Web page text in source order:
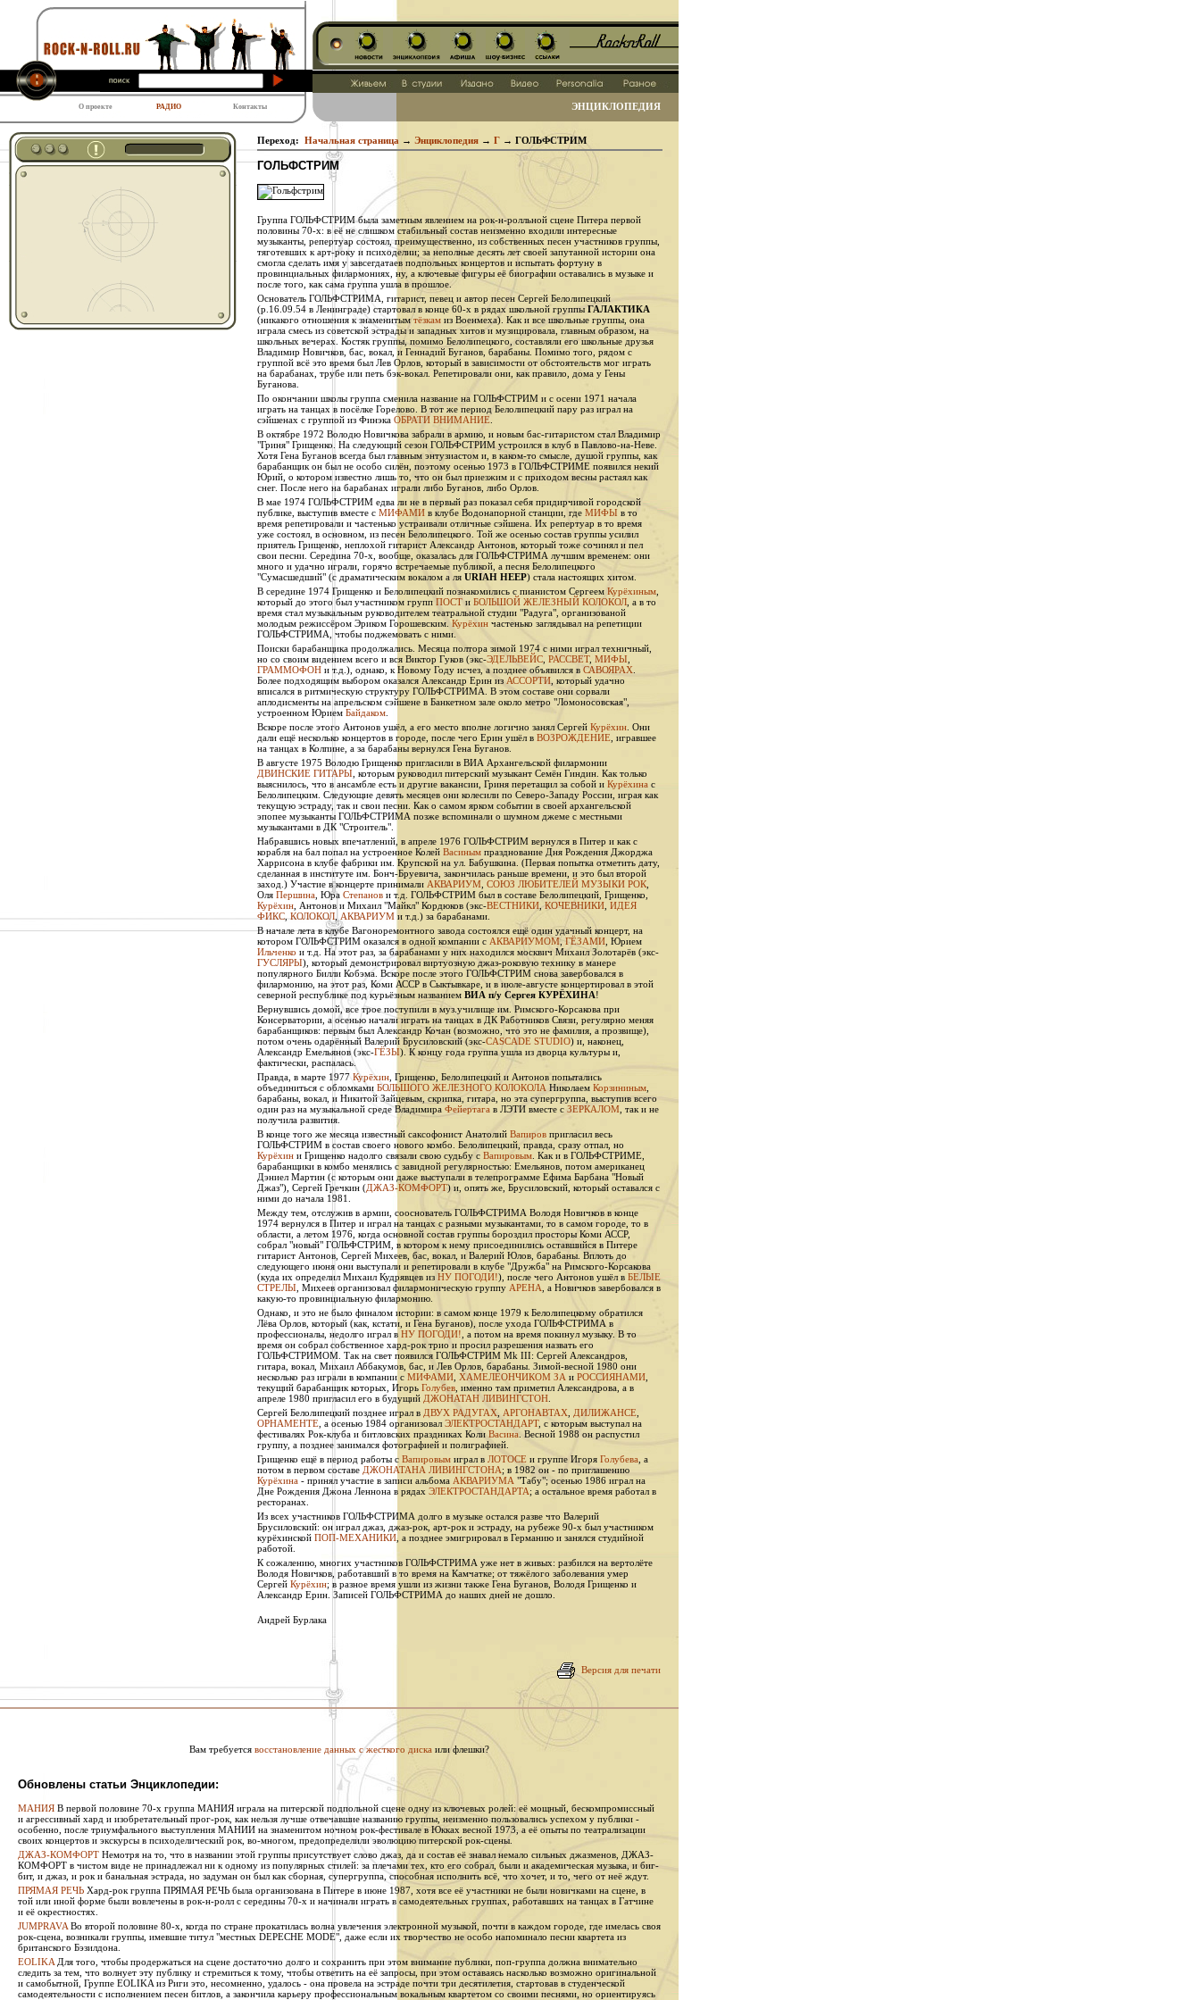
О проекте РАДИО Контакты ЭНЦИКЛОПЕДИЯ
Переход: Начальная страница → Энциклопедия → Г → ГОЛЬФСТРИМ
ГОЛЬФСТРИМ
Группа ГОЛЬФСТРИМ была заметным явлением на рок-н-ролльной сцене Питера первой
половины 70-х: в её не слишком стабильный состав неизменно входили интересные
музыканты, репертуар состоял, преимущественно, из собственных песен участников группы,
тяготевших к арт-року и психоделии; за неполные десять лет своей запутанной истории она
смогла сделать имя у завсегдатаев подпольных концертов и испытать фортуну в
провинциальных филармониях, ну, а ключевые фигуры её биографии оставались в музыке и
после того, как сама группа ушла в прошлое.
Основатель ГОЛЬФСТРИМА, гитарист, певец и автор песен Сергей Белолипецкий
(р.16.09.54 в Ленинграде) стартовал в конце 60-х в рядах школьной группы ГАЛАКТИКА
(никакого отношения к знаменитым тёзкам из Военмеха). Как и все школьные группы, она
играла смесь из советской эстрады и западных хитов и музицировала, главным образом, на
школьных вечерах. Костяк группы, помимо Белолипецкого, составляли его школьные друзья
Владимир Новичков, бас, вокал, и Геннадий Буганов, барабаны. Помимо того, рядом с
группой всё это время был Лев Орлов, который в зависимости от обстоятельств мог играть
на барабанах, трубе или петь бэк-вокал. Репетировали они, как правило, дома у Гены
Буганова.
По окончании школы группа сменила название на ГОЛЬФСТРИМ и с осени 1971 начала
играть на танцах в посёлке Горелово. В тот же период Белолипецкий пару раз играл на
сэйшенах с группой из Финэка ОБРАТИ ВНИМАНИЕ
В октябре 1972 Володю Новичкова забрали в армию, и новым бас-гитаристом стал Владимир
"Гриня" Грищенко. На следующий сезон ГОЛЬФСТРИМ устроился в клуб в Павлово-на-Неве.
Хотя Гена Буганов всегда был главным энтузиастом и, в каком-то смысле, душой группы, как
барабанщик он был не особо силён, поэтому осенью 1973 в ГОЛЬФСТРИМЕ появился некий
Юрий, о котором известно лишь то, что он был приезжим и с приходом весны растаял как
снег. После него на барабанах играли либо Буганов, либо Орлов.
В мае 1974 ГОЛЬФСТРИМ едва ли не в первый раз показал себя придирчивой городской
публике, выступив вместе с МИФАМИ в клубе Водонапорной станции, где МИФЫ в то
время репетировали и частенько устраивали отличные сэйшена. Их репертуар в то время
уже состоял, в основном, из песен Белолипецкого. Той же осенью состав группы усилил
приятель Грищенко, неплохой гитарист Александр Антонов, который тоже сочинял и пел
свои песни. Середина 70-х, вообще, оказалась для ГОЛЬФСТРИМА лучшим временем: они
много и удачно играли, горячо встречаемые публикой, а песня Белолипецкого
"Сумасшедший" (с драматическим вокалом а ля URIAH HEEP) стала настоящих хитом.
В середине 1974 Грищенко и Белолипецкий познакомились с пианистом Сергеем Курёхиным
который до этого был участником групп ПОСТ и БОЛЬШОЙ ЖЕЛЕЗНЫЙ КОЛОКОЛ , а в то
время стал музыкальным руководителем театральной студии "Радуга", организованой
молодым режиссёром Эриком Горошевским. Курёхин частенько заглядывал на репетиции
ГОЛЬФСТРИМА, чтобы поджемовать с ними.
Поиски барабанщика продолжались. Месяца полтора зимой 1974 с ними играл техничный,
но со своим видением всего и вся Виктор Гуков (экс-ЭДЕЛЬВЕЙС РАССВЕТ, МИФЫ
ГРАММОФОН и т.д.), однако, к Новому Году исчез, а позднее объявился в САВОЯРАХ
Более подходящим выбором оказался Александр Ерин из АССОРТИ , который удачно
вписался в ритмическую структуру ГОЛЬФСТРИМА. В этом составе они сорвали
аплодисменты на апрельском сэйшене в Банкетном зале около метро "Ломоносовская",
устроенном Юрием Байдаком
Вскоре после этого Антонов ушёл, а его место вполне логично занял Сергей Курёхин . Они
дали ещё несколько концертов в городе, после чего Ерин ушёл в ВОЗРОЖДЕНИЕ , игравшее
на танцах в Колпине, а за барабаны вернулся Гена Буганов.
В августе 1975 Володю Грищенко пригласили в ВИА Архангельской филармонии
ДВИНСКИЕ ГИТАРЫ , которым руководил питерский музыкант Семён Гиндин. Как только
выяснилось, что в ансамбле есть и другие вакансии, Гриня перетащил за собой и Курёхина с
Белолипецким. Следующие девять месяцев они колесили по Северо-Западу России, играя как
текущую эстраду, так и свои песни. Как о самом ярком событии в своей архангельской
эпопее музыканты ГОЛЬФСТРИМА позже вспоминали о шумном джеме с местными
музыкантами в ДК "Строитель".
Набравшись новых впечатлений, в апреле 1976 ГОЛЬФСТРИМ вернулся в Питер и как с
корабля на бал попал на устроенное Колей Васиным празднование Дня Рождения Джорджа
Харрисона в клубе фабрики им. Крупской на ул. Бабушкина. (Первая попытка отметить дату,
сделанная в институте им. Бонч-Бруевича, закончилась раньше времени, и это был второй
заход.) Участие в концерте принимали АКВАРИУМ СОЮЗ ЛЮБИТЕЛЕЙ МУЗЫКИ РОК
Оля Першина , Юра Степанов и т.д. ГОЛЬФСТРИМ был в составе Белолипецкий, Грищенко,
Курёхин , Антонов и Михаил "Майкл" Кордюков (экс-ВЕСТНИКИ ,КОЧЕВНИКИ ИДЕЯ
ФИКС КОЛОКОЛ АКВАРИУМ и т.д.) за барабанами.
В начале лета в клубе Вагоноремонтного завода состоялся ещё один удачный концерт, на
котором ГОЛЬФСТРИМ оказался в одной компании с АКВАРИУМОМ,ГЁЗАМИ , Юрием
Ильченко и т.д. На этот раз, за барабанами у них находился москвич Михаил Золотарёв (экс-
ГУСЛЯРЫ), который демонстрировал виртуозную джаз-роковую технику в манере
популярного Билли Кобэма. Вскоре после этого ГОЛЬФСТРИМ снова завербовался в
филармонию, на этот раз, Коми АССР в Сыктывкаре, и в июле-августе концертировал в этой
северной республике под курьёзным названием ВИА п/у Сергея КУРЁХИНА!
Вернувшись домой, все трое поступили в муз.училище им. Римского-Корсакова при
Консерватории, а осенью начали играть на танцах в ДК Работников Связи, регулярно меняя
барабанщиков: первым был Александр Кочан (возможно, что это не фамилия, а прозвище),
потом очень одарённый Валерий Брусиловский (экс-CASCADE STUDIO) и, наконец,
Александр Емельянов (экс-ГЁЗЫ). К концу года группа ушла из дворца культуры и,
фактически, распалась.
Правда, в марте 1977 Курёхин , Грищенко, Белолипецкий и Антонов попытались
объединиться с обломками БОЛЬШОГО ЖЕЛЕЗНОГО КОЛОКОЛА Николаем Корзининым
барабаны, вокал, и Никитой Зайцевым, скрипка, гитара, но эта супергруппа, выступив всего
один раз на музыкальной среде Владимира Фейертага в ЛЭТИ вместе с ЗЕРКАЛОМ , так и не
получила развития.
В конце того же месяца известный саксофонист Анатолий Вапиров пригласил весь
ГОЛЬФСТРИМ в состав своего нового комбо. Белолипецкий, правда, сразу отпал, но
Курёхин и Грищенко надолго связали свою судьбу с Вапировым . Как и в ГОЛЬФСТРИМЕ,
барабанщики в комбо менялись с завидной регулярностью: Емельянов, потом американец
Дэниел Мартин (с которым они даже выступали в телепрограмме Ефима Барбана "Новый
Джаз"), Сергей Гречкин (ДЖАЗ-КОМФОРТ) и, опять же, Брусиловский, который оставался с
ними до начала 1981.
Между тем, отслужив в армии, сооснователь ГОЛЬФСТРИМА Володя Новичков в конце
1974 вернулся в Питер и играл на танцах с разными музыкантами, то в самом городе, то в
области, а летом 1976, когда основной состав группы бороздил просторы Коми АССР,
собрал "новый" ГОЛЬФСТРИМ, в котором к нему присоединились оставшийся в Питере
гитарист Антонов, Сергей Михеев, бас, вокал, и Валерий Юлов, барабаны. Вплоть до
следующего июня они выступали и репетировали в клубе "Дружба" на Римского-Корсакова
(куда их определил Михаил Кудрявцев из НУ ПОГОДИ!), после чего Антонов ушёл в БЕЛЫЕ
СТРЕЛЫ , Михеев организовал филармоническую группу АРЕНА , а Новичков завербовался в
какую-то провинциальную филармонию.
Однако, и это не было финалом истории: в самом конце 1979 к Белолипецкому обратился
Лёва Орлов, который (как, кстати, и Гена Буганов), после ухода ГОЛЬФСТРИМА в
профессионалы, недолго играл в НУ ПОГОДИ! , а потом на время покинул музыку. В то
время он собрал собственное хард-рок трио и просил разрешения назвать его
ГОЛЬФСТРИМОМ. Так на свет появился ГОЛЬФСТРИМ Mk III: Сергей Александров,
гитара, вокал, Михаил Аббакумов, бас, и Лев Орлов, барабаны. Зимой-весной 1980 они
несколько раз играли в компании с МИФАМИ ХАМЕЛЕОНЧИКОМ ЗА и РОССИЯНАМИ
текущий барабанщик которых, Игорь Голубев , именно там приметил Александрова, а в
апреле 1980 пригласил его в будущий ДЖОНАТАН ЛИВИНГСТОН
Сергей Белолипецкий позднее играл в ДВУХ РАДУГАХ АРГОНАВТАХ ДИЛИЖАНСЕ
ОРНАМЕНТЕ , а осенью 1984 организовал ЭЛЕКТРОСТАНДАРТ, с которым выступал на
фестивалях Рок-клуба и битловских праздниках Коли Васина . Весной 1988 он распустил
группу, а позднее занимался фотографией и полиграфией.
Грищенко ещё в период работы с Вапировым играл в ЛОТОСЕ и группе Игоря Голубева , а
потом в первом составе ДЖОНАТАНА ЛИВИНГСТОНА; в 1982 он - по приглашению
Курёхина - принял участие в записи альбома АКВАРИУМА "Табу"; осенью 1986 играл на
Дне Рождения Джона Леннона в рядах ЭЛЕКТРОСТАНДАРТА; а остальное время работал в
ресторанах.
Из всех участников ГОЛЬФСТРИМА долго в музыке остался разве что Валерий
Брусиловский: он играл джаз, джаз-рок, арт-рок и эстраду, на рубеже 90-х был участником
курёхинской ПОП-МЕХАНИКИ, а позднее эмигрировал в Германию и занялся студийной
работой.
К сожалению, многих участников ГОЛЬФСТРИМА уже нет в живых: разбился на вертолёте
Володя Новичков, работавший в то время на Камчатке; от тяжёлого заболевания умер
Сергей Курёхин; в разное время ушли из жизни также Гена Буганов, Володя Грищенко и
Александр Ерин. Записей ГОЛЬФСТРИМА до наших дней не дошло.
Андрей Бурлака
Версия для печати
Вам требуется восстановление данных с жесткого диска или флешки?
Обновлены статьи Энциклопедии:
МАНИЯ В первой половине 70-х группа МАНИЯ играла на питерской подпольной сцене одну из ключевых ролей: её мощный, бескомпромиссный
и агрессивный хард и изобретательный прог-рок, как нельзя лучше отвечавшие названию группы, неизменно пользовались успехом у публики -
особенно, после триумфального выступления МАНИИ на знаменитом ночном рок-фестивале в Юкках весной 1973, а её опыты по театрализации
своих концертов и экскурсы в психоделический рок, во-многом, предопределили эволюцию питерской рок-сцены.
ДЖАЗ-КОМФОРТ Немотря на то, что в названии этой группы присутствует слово джаз, да и состав её знавал немало сильных джазменов, ДЖАЗ-
КОМФОРТ в чистом виде не принадлежал ни к одному из популярных стилей: за плечами тех, кто его собрал, были и академическая музыка, и биг-
бит, и джаз, и рок и банальная эстрада, но задуман он был как сборная, супергруппа, способная исполнить всё, что хочет, и то, чего от неё ждут.
ПРЯМАЯ РЕЧЬ Хард-рок группа ПРЯМАЯ РЕЧЬ была организована в Питере в июне 1987, хотя все её участники не были новичками на сцене, в
той или иной форме были вовлечены в рок-н-ролл с середины 70-х и начинали играть в самодеятельных группах, работавших на танцах в Гатчине
и её окрестностях.
JUMPRAVA Во второй половине 80-х, когда по стране прокатилась волна увлечения электронной музыкой, почти в каждом городе, где имелась своя
рок-сцена, возникали группы, имевшие титул "местных DEPECHE MODE", даже если их творчество не особо напоминало песни квартета из
британского Бэзилдона.
EOLIKA Для того, чтобы продержаться на сцене достаточно долго и сохранить при этом внимание публики, поп-группа должна внимательно
следить за тем, что волнует эту публику и стремиться к тому, чтобы ответить на её запросы, при этом оставаясь насколько возможно оригинальной
и самобытной, Группе EOLIKA из Риги это, несомненно, удалось - она провела на эстраде почти три десятилетия, стартовав в студенческой
самодеятельности с исполнением песен битлов, а закончила карьеру профессиональным вокальным квартетом со своими песнями, но ориентируясь